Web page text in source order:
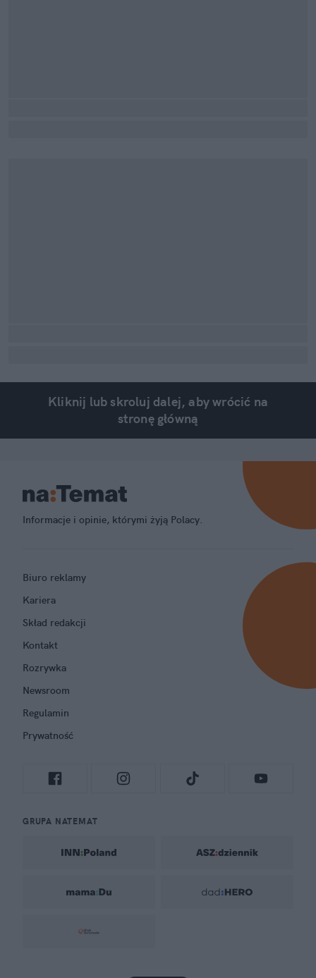
Kliknij lub skroluj dalej, aby wrócić na
stronę główną
Informacje i opinie, którymi żyją Polacy.
Biuro reklamy
Kariera
Skład redakcji
Kontakt
Rozrywka
Newsroom
Regulamin
Prywatność
GRUPA NATEMAT